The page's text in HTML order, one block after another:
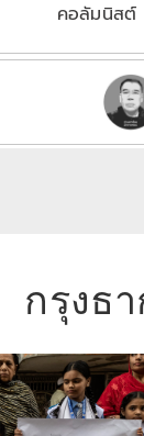
คอลัมนิสต์
กรุงธ